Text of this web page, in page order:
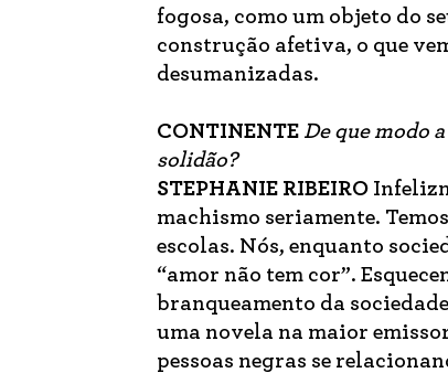
fogosa, como um objeto do
construção afetiva, o que
desumanizadas.
CONTINENTE De que modo
solidão?
STEPHANIE RIBEIRO
machismo seriamente.
escolas. Nós, enquanto
“amor não tem cor”.
branqueamento da
uma novela na maior
pessoas negras se